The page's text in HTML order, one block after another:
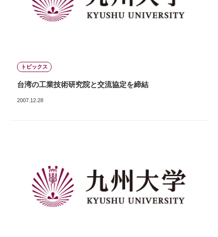
トピックス
台湾の工業技術研究院と交流協定を締結
2007.12.28